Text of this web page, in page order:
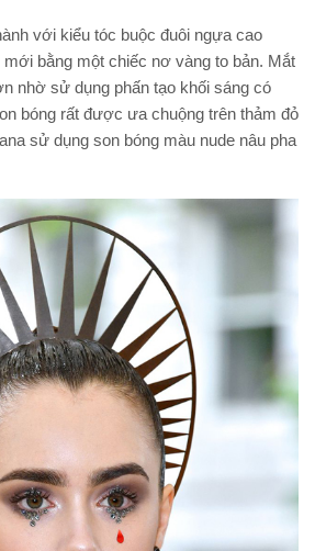
với kiểu tóc buộc đuôi ngựa cao
bằng một chiếc nơ vàng to bản. Mắt
nhờ sử dụng phấn tạo khối sáng có
bóng rất được ưa chuộng trên thảm đỏ
sử dụng son bóng màu nude nâu pha